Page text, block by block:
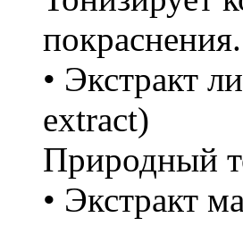
покраснения.
• Экстракт
extract)
Природный
• Экстракт